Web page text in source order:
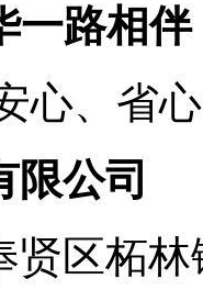
一路相伴
心、省
限公司
贤区柘林